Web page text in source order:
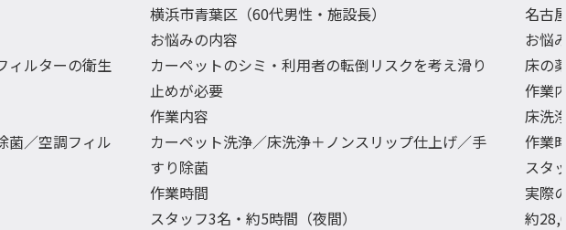
ィルターの衛生
菌／空調フィル
横浜市青葉区（60代男性・施設長）
お悩みの内容
カーペットのシミ・利用者の転倒リスクを考え滑り
止めが必要
作業内容
カーペット洗浄／床洗浄＋ノンスリップ仕上げ／手
すり除菌
作業時間
スタッフ3名・約5時間（夜間）
名古
お悩
床の
作業
床洗
作業
スタ
実際
約